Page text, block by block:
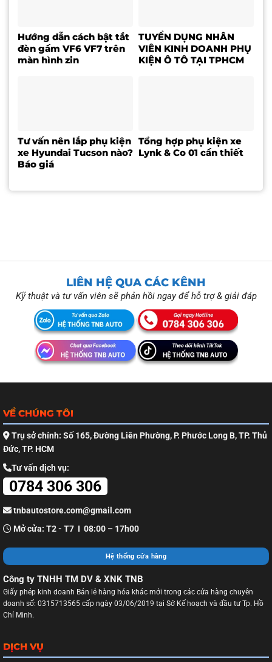
Hướng dẫn cách bật tắt
đèn gầm VF6 VF7 trên
màn hình zin
TUYỂN DỤNG NHÂN
VIÊN KINH DOANH PHỤ
KIỆN Ô TÔ TẠI TPHCM
Tư vấn nên lắp phụ kiện
xe Hyundai Tucson nào?
Báo giá
Tổng hợp phụ kiện xe
Lynk & Co 01 cần thiết
LIÊN HỆ QUA CÁC KÊNH
Kỹ thuật và tư vấn viên sẽ phản hồi ngay để hỗ trợ & giải đáp
VỀ CHÚNG TÔI
Trụ sở chính: Số 165, Đường Liên Phường, P. Phước Long B, TP. Thủ
Đức, TP. HCM
Tư vấn dịch vụ:
0784 306 306
tnbautostore.com@gmail.com
Mở cửa: T2 - T7 I 08:00 – 17h00
Hệ thống cửa hàng
Công ty TNHH TM DV & XNK TNB
Giấy phép kinh doanh Bán lẻ hàng hóa khác mới trong các cửa hàng chuyên
doanh số: 0315713565 cấp ngày 03/06/2019 tại Sở Kế hoạch và đầu tư Tp. Hồ
Chí Minh.
DỊCH VỤ